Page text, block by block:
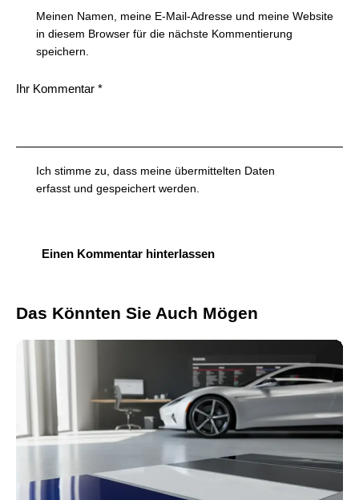
Meinen Namen, meine E-Mail-Adresse und meine Website
in diesem Browser für die nächste Kommentierung
speichern.
Ich stimme zu, dass meine übermittelten Daten
erfasst und gespeichert werden
Das Könnten Sie Auch Mögen